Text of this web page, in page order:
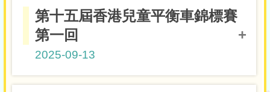
U10 女子 100M
冠軍
4A黎珞晴
第十五屆香港兒童平衡車錦標賽
第一回
2025-09-13